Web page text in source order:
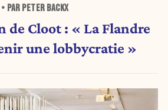
PAR PETER BACKX
de Cloot : « La Flandre
une lobbycratie »